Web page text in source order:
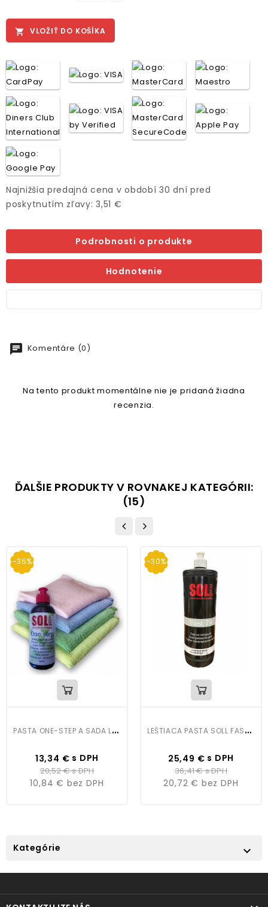
 VLOŽIŤ DO KOŠÍKA
Najnižšia predajná cena v období 30 dní pred
poskytnutím zľavy: 3,51 €
Podrobnosti o produkte
Hodnotenie
chat Komentáre (0)
Na tento produkt momentálne nie je pridaná žiadna
recenzia.
ĎALŠIE PRODUKTY V ROVNAKEJ KATEGÓRII:
(15)
-35%
P
ASTA ONE-STEP A SADA LEŠTIACICH UTIEROK Z MIKROVLÁKIEN
Cena
13,34 € s DPH
20,52 €s DPH
10,84 € bez DPH
-30%
L
EŠTIACA PASTA SOLL FAST-74 1KG
Cena
25,49 € s DPH
36,41 €s DPH
20,72 € bez DPH
Kategórie 